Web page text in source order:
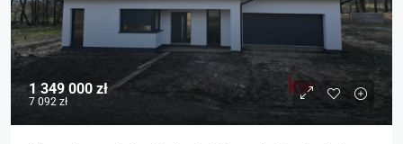
1 349 000 zł
7 092 zł